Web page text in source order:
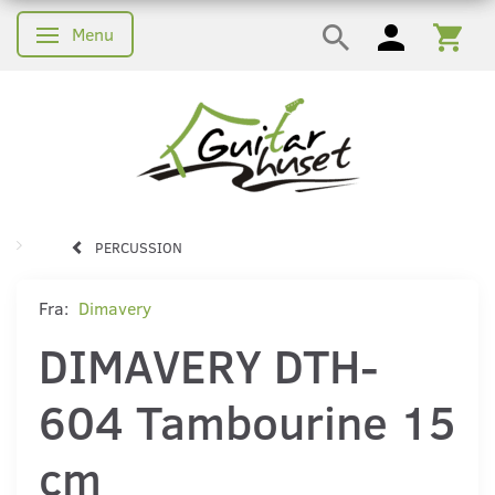
Skifte navigation
Menu
PERCUSSION
Fra: Dimavery
DIMAVERY DTH-
604 Tambourine 15
cm